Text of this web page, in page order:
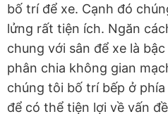
bố trí để xe. Cạnh đó
lửng rất tiện ích. Ngăn
chung với sân để xe là
phân chia không gian
chúng tôi bố trí bếp ở
để có thể tiện lợi về vấn